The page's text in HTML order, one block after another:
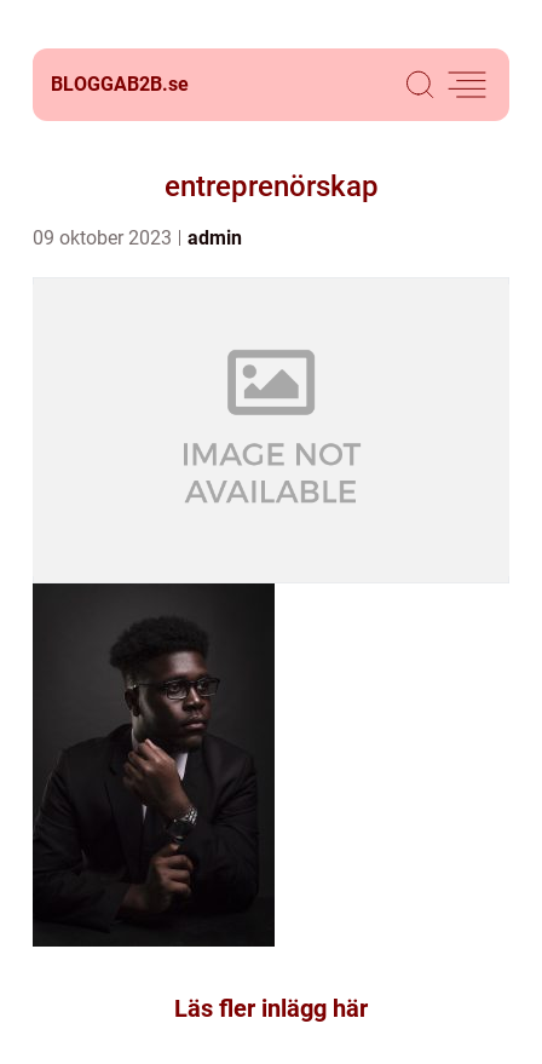
BLOGGAB2B.se
entreprenörskap
09 oktober 2023 admin
Läs fler inlägg här